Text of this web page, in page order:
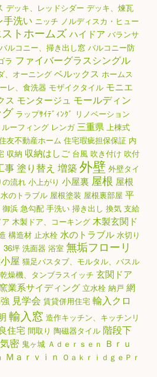
デッキ、レッドシダー デッキ、煉瓦
手洗い ニッチ ノルディスカ・ヒュー
トホームズハイドア バランサ
バルコニー、掃き出し窓 バルコニー防
ラ ファイバーグラスシングル
、オーニング ベルックス ホームス
レ、食洗器 モザイクタイル モニエ
ス モンタージュ モールディン
ラップｻｲﾃﾞｨﾝｸﾞ リノベーション
ルーフィング レンガ 三重県 上棟式
友不動産ホーム 住宅瑕疵担保保証 内
収納 収納はしご 台風 吹き付け 吹付
事塗り替え 増築外壁 外壁タイ
の流れ 小上がり 小屋裏 屋根 屋根
のトラブル 屋根塗装 屋根裏部屋 平
御浜 急勾配 手洗い 掃き出し 換気 支給
木製ドア、コーキング 木製玄関ド
構造材 止水栓 水のトラブル 水切り
坪 洗面器 浴室 無垢フローリ
屋 猫足バスタブ、モルタル、バスル
燥機、タンブラスイッチ 玄関ドア
窯業系サイディング 立水栓 納戸 網
見学会 賃貸併用住宅 輸入クロ
輸入窓 造作キッチン、キッチンリ
住宅 間取り 陶磁器タイル 階段下
密 鬼ヶ城 Ａｄｅｒｓｅｎ Ｂｒｕ
Ｍａｒｖｉｎ ＯａｋｒｉｄｇｅＰｒ